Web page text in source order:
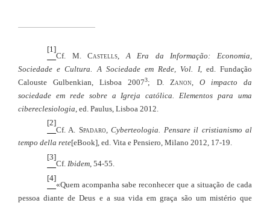
[1]
Cf. M.Castells
A Era da Informação: Economia,
Sociedade e Cultura. A Sociedade em Rede, Vol. I, ed. Fundação
Calouste Gulbenkian, Lisboa 20073; D. Zanon
O impacto da
sociedade em rede sobre a Igreja católica. Elementos para uma
cibereclesiologia , ed. Paulus, Lisboa 2012.
[2]
Cf. A. Spadaro ,Cyberteologia. Pensare il cristianismo al
tempo della rete[eBook], ed. Vita e Pensiero, Milano 2012, 17-19.
[3]
Cf. Ibidem, 54-55.
[4]
«Quem acompanha sabe reconhecer que a situação de cada
pessoa diante de Deus e a sua vida em graça são um mistério que